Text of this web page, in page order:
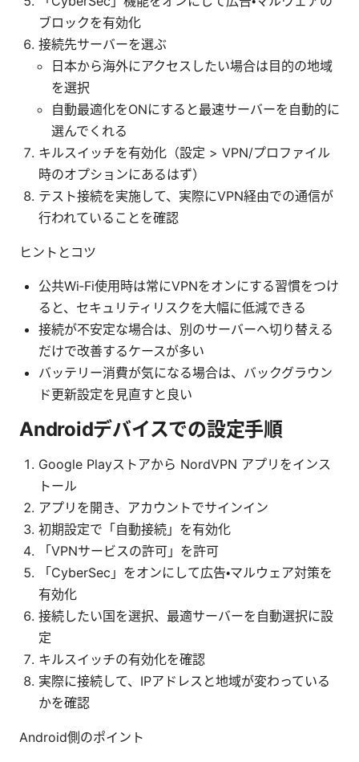
ブロックを有効化
接続先サーバーを選ぶ
日本から海外にアクセスしたい場合は目的の地域
を選択
自動最適化をONにすると最速サーバーを自動的に
選んでくれる
キルスイッチを有効化（設定 > VPN/プロファイル
時のオプションにあるはず）
テスト接続を実施して、実際にVPN経由での通信が
行われていることを確認
ヒントとコツ
公共Wi‑Fi使用時は常にVPNをオンにする習慣をつけ
ると、セキュリティリスクを大幅に低減できる
接続が不安定な場合は、別のサーバーへ切り替える
だけで改善するケースが多い
バッテリー消費が気になる場合は、バックグラウン
ド更新設定を見直すと良い
Androidデバイスでの設定手順
Google Playストアから NordVPN アプリをインス
トール
アプリを開き、アカウントでサインイン
初期設定で「自動接続」を有効化
「VPNサービスの許可」を許可
「CyberSec」をオンにして広告・マルウェア対策を
有効化
接続したい国を選択、最適サーバーを自動選択に設
定
キルスイッチの有効化を確認
実際に接続して、IPアドレスと地域が変わっている
かを確認
Android側のポイント